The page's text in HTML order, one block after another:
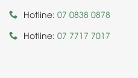
Hotline: 07 0838 0878
Hotline: 07 7717 7017